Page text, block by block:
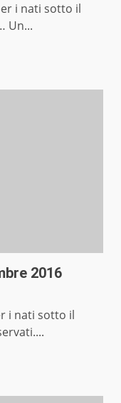
i nati sotto il
Un...
2016
i nati sotto il